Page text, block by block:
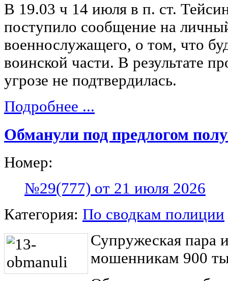
В 19.03 ч 14 июля в п. ст.
поступило сообщение на
военнослужащего, о том, что
воинской части. В результате
угрозе не подтвердилась.
Подробнее ...
Обманули под предлогом
Номер:
№29(777) от 21 июля 2026
Категория: По сводкам полиции
Супружеская пара
мошенникам 900